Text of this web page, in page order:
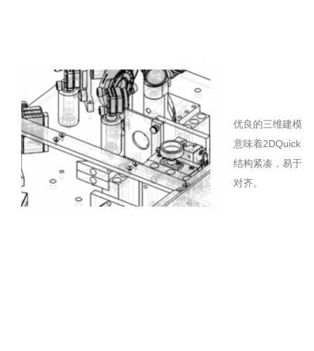
优良的三维建模
意味着2DQuick
结构紧凑，易于
对齐。